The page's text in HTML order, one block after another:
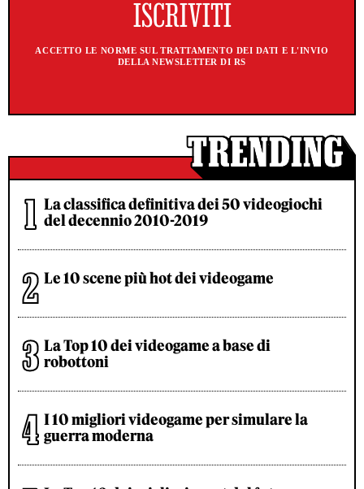
ACCETTO LE NORME SUL TRATTAMENTO DEI DATI E L'INVIO
DELLA NEWSLETTER DI RS
La classifica definitiva dei 50 videogiochi
del decennio 2010-2019
Le 10 scene più hot dei videogame
La Top 10 dei videogame a base di
robottoni
I 10 migliori videogame per simulare la
guerra moderna